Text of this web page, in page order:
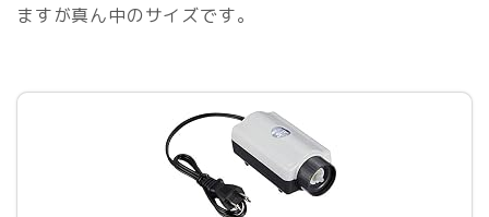
ますが真ん中のサイズです。